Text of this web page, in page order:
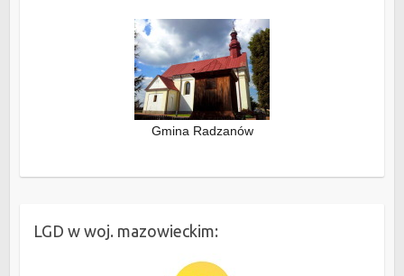
Gmina Radzanów
LGD w woj. mazowieckim: